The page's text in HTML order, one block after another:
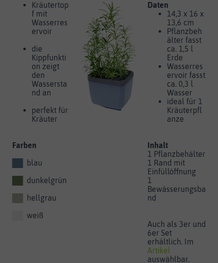
Kräutertop
f mit
Wasserres
ervoir
die
Kippfunkti
on zeigt
den
Wassersta
nd an
perfekt für
Kräuter
Farben
blau
dunkelgrün
hellgrau
weiß
Daten
14,3 x 16 x
13,6 cm
Pflanzbeh
älter fasst
ca. 1,5 l
Erde
Wasserres
ervoir fasst
ca. 0,3 l
Wasser
ideal für 1
Kräuterpfl
anze
Inhalt
1 Pflanzbehälter
1 Rand mit
Einfüllöffnung
1
Bewässerungsba
nd
Auch als 3er und
6er Set
erhältlich. Im
Artikel
auswählbar.